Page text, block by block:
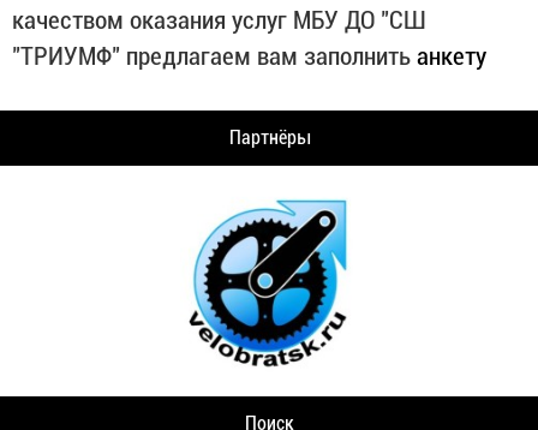
качеством оказания услуг МБУ ДО "СШ
"ТРИУМФ" предлагаем вам заполнить анкету
Партнёры
Поиск